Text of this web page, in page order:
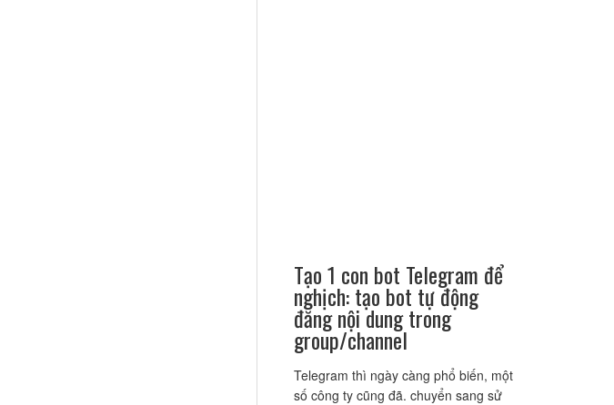
Tạo 1 con bot Telegram để
nghịch: tạo bot tự động
đăng nội dung trong
group/channel
Telegram thì ngày càng phổ biến, một
số công ty cũng đã. chuyển sang sử